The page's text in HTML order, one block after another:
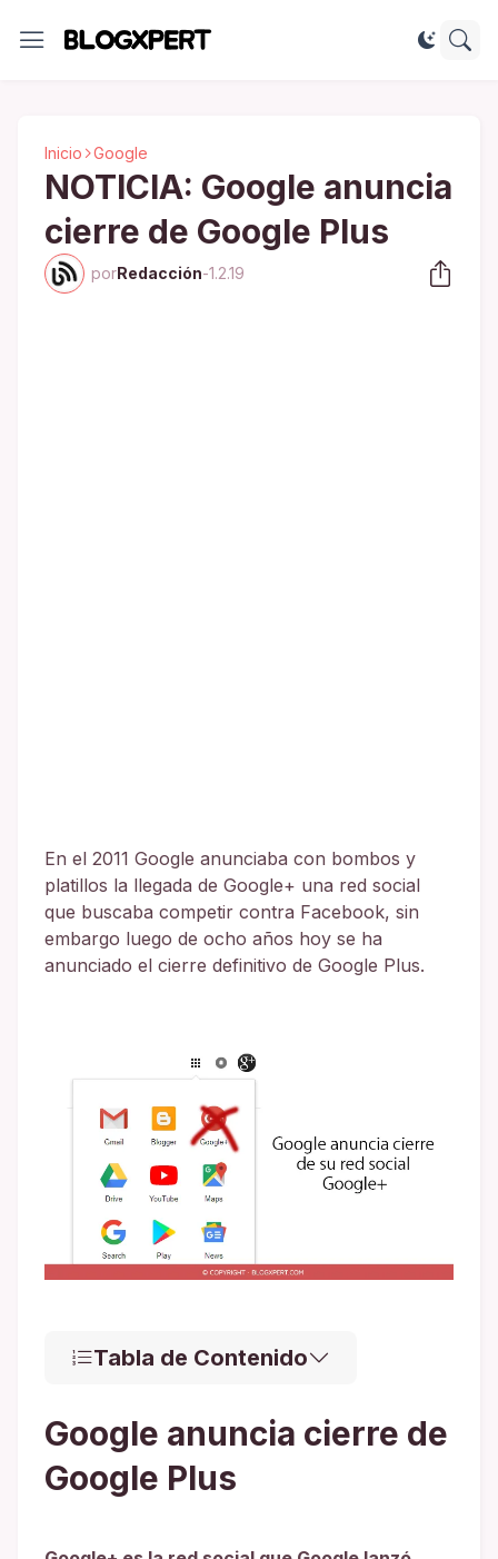
Inicio Google
NOTICIA: Google anuncia
cierre de Google Plus
porRedacción-1.2.19
En el 2011 Google anunciaba con bombos y
platillos la llegada de Google+ una red social
que buscaba competir contra Facebook, sin
embargo luego de ocho años hoy se ha
anunciado el cierre definitivo de Google Plus.
Tabla de Contenido
Google anuncia cierre de
Google Plus